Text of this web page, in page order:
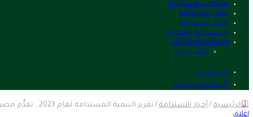
صناعات مستدامة
خطى مستدامة
علوم مستدامة
الاستدامة والقانون
مجلة حماة الأرض
ملف خاص
بحث عن
الوضع المظلم
الرئيسية /أخبار الاستدامة / تقرير التنمية المستدامة لعام 2023.. تقدُّم مصر ستة مراكز في مؤشر أهداف التنمية المستدامة
إغلاق